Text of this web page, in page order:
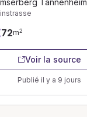
Tannenheim
72m2
Voir la source
Publié il y a 9 jours